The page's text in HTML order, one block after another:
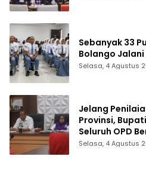
Sebanyak 33
Bolango
Selasa, 4 Agustus
Jelang
Provinsi,
Seluruh OPD
Selasa, 4 Agustus